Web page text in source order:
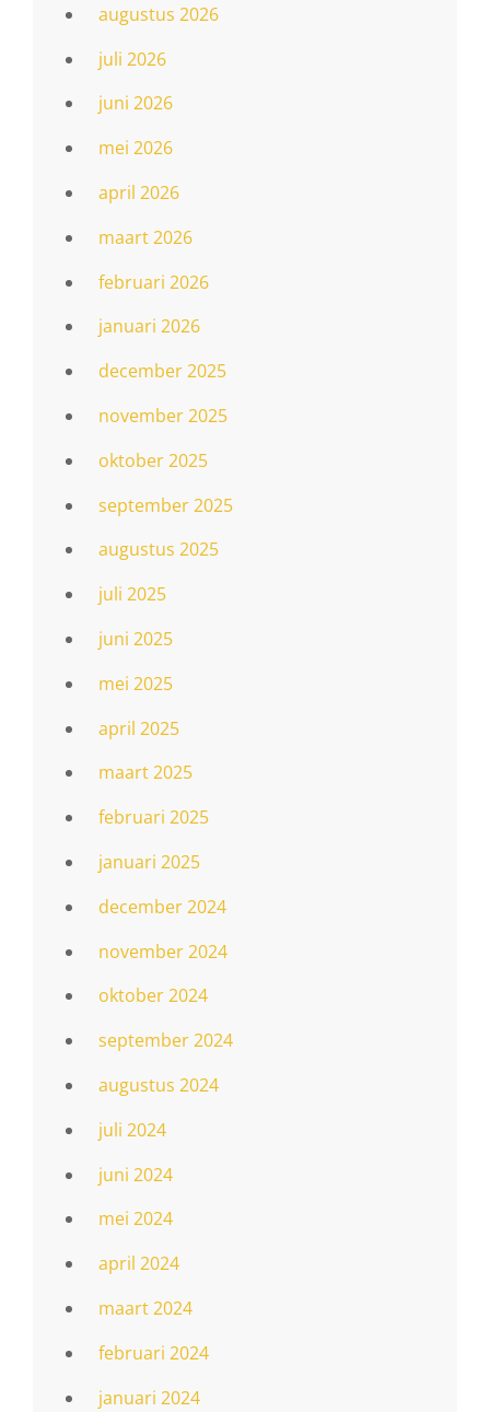
augustus 2026
juli 2026
juni 2026
mei 2026
april 2026
maart 2026
februari 2026
januari 2026
december 2025
november 2025
oktober 2025
september 2025
augustus 2025
juli 2025
juni 2025
mei 2025
april 2025
maart 2025
februari 2025
januari 2025
december 2024
november 2024
oktober 2024
september 2024
augustus 2024
juli 2024
juni 2024
mei 2024
april 2024
maart 2024
februari 2024
januari 2024